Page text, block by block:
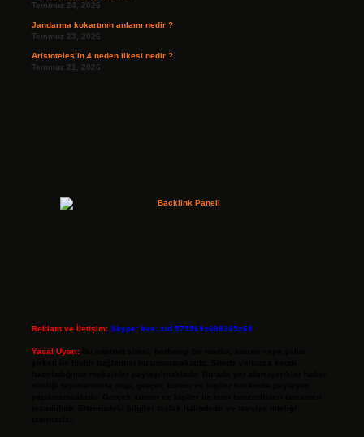
Temmuz 24, 2026
Jandarma kokartının anlamı nedir ?
Temmuz 23, 2026
Aristoteles’in 4 neden ilkesi nedir ?
Temmuz 21, 2026
Reklam ve İletişim: Skype: live:.cid.575569c608265c69
Yasal Uyarı: